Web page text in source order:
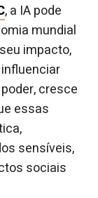
, a IA pode
mundial
impacto,
cresce
essas
sensíveis,
sociais